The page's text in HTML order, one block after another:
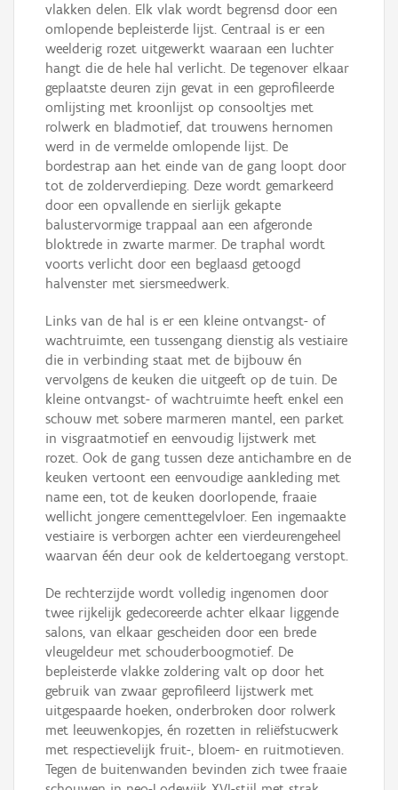
vlakken delen. Elk vlak wordt begrensd door een
omlopende bepleisterde lijst. Centraal is er een
weelderig rozet uitgewerkt waaraan een luchter
hangt die de hele hal verlicht. De tegenover elkaar
geplaatste deuren zijn gevat in een geprofileerde
omlijsting met kroonlijst op consooltjes met
rolwerk en bladmotief, dat trouwens hernomen
werd in de vermelde omlopende lijst. De
bordestrap aan het einde van de gang loopt door
tot de zolderverdieping. Deze wordt gemarkeerd
door een opvallende en sierlijk gekapte
balustervormige trappaal aan een afgeronde
bloktrede in zwarte marmer. De traphal wordt
voorts verlicht door een beglaasd getoogd
halvenster met siersmeedwerk.
Links van de hal is er een kleine ontvangst- of
wachtruimte, een tussengang dienstig als vestiaire
die in verbinding staat met de bijbouw én
vervolgens de keuken die uitgeeft op de tuin. De
kleine ontvangst- of wachtruimte heeft enkel een
schouw met sobere marmeren mantel, een parket
in visgraatmotief en eenvoudig lijstwerk met
rozet. Ook de gang tussen deze antichambre en de
keuken vertoont een eenvoudige aankleding met
name een, tot de keuken doorlopende, fraaie
wellicht jongere cementtegelvloer. Een ingemaakte
vestiaire is verborgen achter een vierdeurengeheel
waarvan één deur ook de keldertoegang verstopt.
De rechterzijde wordt volledig ingenomen door
twee rijkelijk gedecoreerde achter elkaar liggende
salons, van elkaar gescheiden door een brede
vleugeldeur met schouderboogmotief. De
bepleisterde vlakke zoldering valt op door het
gebruik van zwaar geprofileerd lijstwerk met
uitgespaarde hoeken, onderbroken door rolwerk
met leeuwenkopjes, én rozetten in reliëfstucwerk
met respectievelijk fruit-, bloem- en ruitmotieven.
Tegen de buitenwanden bevinden zich twee fraaie